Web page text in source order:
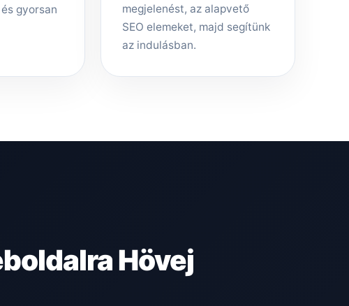
gyorsan
megjelenést, az alapvető
SEO elemeket, majd segítünk
az indulásban.
Hövej